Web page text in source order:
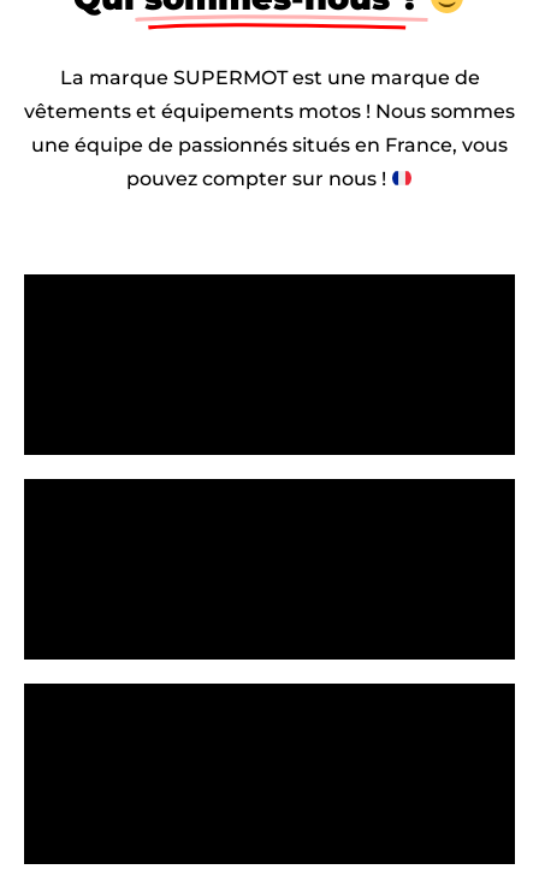
La marque SUPERMOT est une marque de
vêtements et équipements motos ! Nous sommes
une équipe de passionnés situés en France, vous
pouvez compter sur nous !